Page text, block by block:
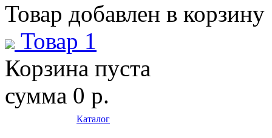
Товар добавлен в корзину
Товар 1
Корзина пуста
сумма 0 р.
Каталог